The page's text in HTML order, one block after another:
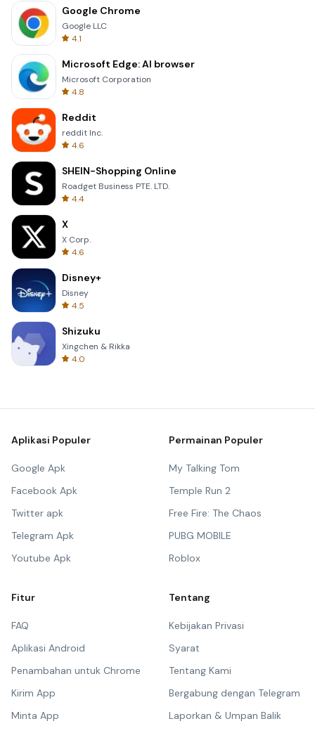
Google Chrome
Google LLC
4.1
Microsoft Edge: AI browser
Microsoft Corporation
4.8
Reddit
reddit Inc.
4.6
SHEIN-Shopping Online
Roadget Business PTE. LTD.
4.4
X
X Corp.
4.6
Disney+
Disney
4.5
Shizuku
Xingchen & Rikka
4.0
Aplikasi Populer
Google Apk
Facebook Apk
Twitter apk
Telegram Apk
Youtube Apk
Permainan Populer
My Talking Tom
Temple Run 2
Free Fire: The Chaos
PUBG MOBILE
Roblox
Fitur
FAQ
Aplikasi Android
Penambahan untuk Chrome
Kirim App
Minta App
Tentang
Kebijakan Privasi
Syarat
Tentang Kami
Bergabung dengan Telegram
Laporkan & Umpan Balik